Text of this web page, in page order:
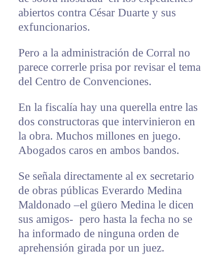
abiertos contra César Duarte y sus
exfuncionarios.
Pero a la administración de Corral no
parece correrle prisa por revisar el tema
del Centro de Convenciones.
En la fiscalía hay una querella entre las
dos constructoras que intervinieron en
la obra. Muchos millones en juego.
Abogados caros en ambos bandos.
Se señala directamente al ex secretario
de obras públicas Everardo Medina
Maldonado –el güero Medina le dicen
sus amigos- pero hasta la fecha no se
ha informado de ninguna orden de
aprehensión girada por un juez.